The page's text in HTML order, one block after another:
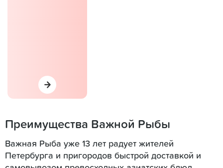
Преимущества Важной Рыбы
Важная Рыба уже 13 лет радует жителей
Петербурга и пригородов быстрой доставкой и